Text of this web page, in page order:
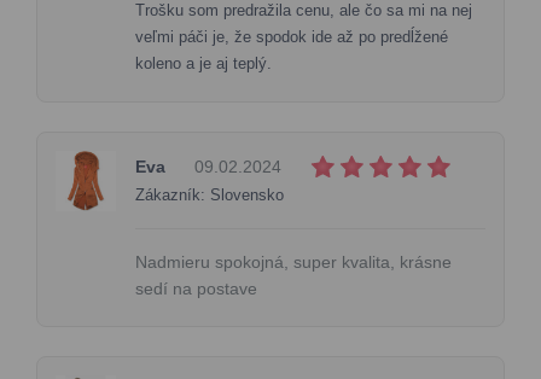
Trošku som predražila cenu, ale čo sa mi na nej
veľmi páči je, že spodok ide až po predĺžené
koleno a je aj teplý.
Eva 09.02.2024
Zákazník: Slovensko
Nadmieru spokojná, super kvalita, krásne
sedí na postave